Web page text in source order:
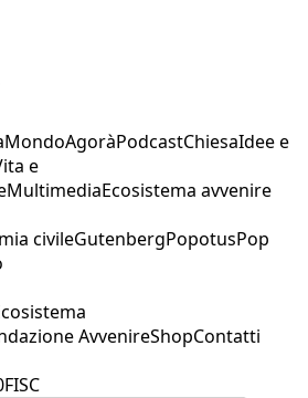
MondoAgoràPodcastChiesaIdee e
e
MultimediaEcosistema avvenire
civileGutenbergPopotusPop
AvvenireShopContatti
FISC